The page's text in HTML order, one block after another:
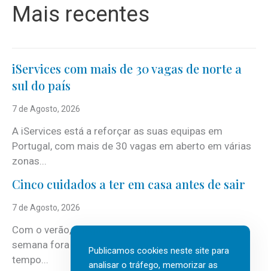
Mais recentes
iServices com mais de 30 vagas de norte a
sul do país
7 de Agosto, 2026
A iServices está a reforçar as suas equipas em
Portugal, com mais de 30 vagas em aberto em várias
zonas...
Cinco cuidados a ter em casa antes de sair
7 de Agosto, 2026
Com o verão, chegam também as férias, os fins-de-
semana fora e os dias em que a casa fica mais
tempo...
Publicamos cookies neste site para
analisar o tráfego, memorizar as